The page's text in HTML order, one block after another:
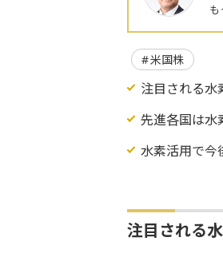
も
米国株
注目される水
先進各国は水
水素活用で今
注目される